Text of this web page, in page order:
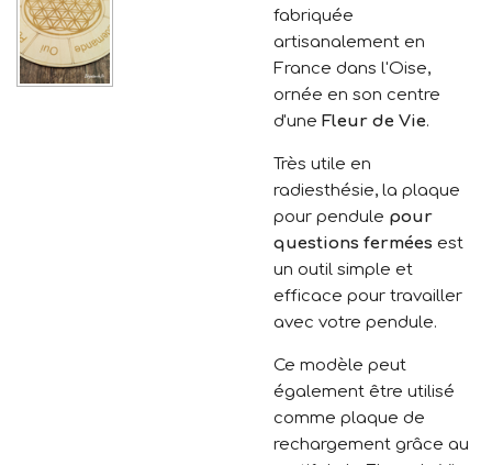
fabriquée
artisanalement en
France dans l'Oise,
ornée en son centre
d'une Fleur de Vie.
Très utile en
radiesthésie, la plaque
pour pendule pour
questions fermées est
un outil simple et
efficace pour travailler
avec votre pendule.
Ce modèle peut
également être utilisé
comme plaque de
rechargement grâce au